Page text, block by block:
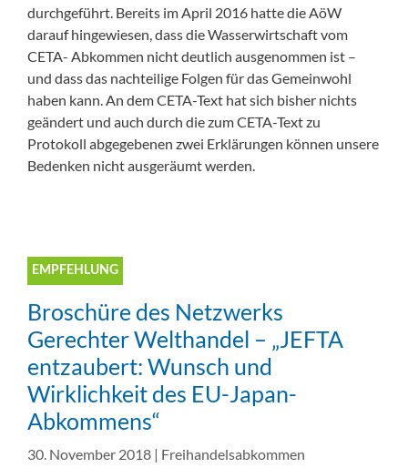
durchgeführt. Bereits im April 2016 hatte die AöW
darauf hingewiesen, dass die Wasserwirtschaft vom
CETA- Abkommen nicht deutlich ausgenommen ist –
und dass das nachteilige Folgen für das Gemeinwohl
haben kann. An dem CETA-Text hat sich bisher nichts
geändert und auch durch die zum CETA-Text zu
Protokoll abgegebenen zwei Erklärungen können unsere
Bedenken nicht ausgeräumt werden.
EMPFEHLUNG
Broschüre des Netzwerks
Gerechter Welthandel – „JEFTA
entzaubert: Wunsch und
Wirklichkeit des EU-Japan-
Abkommens“
30. November 2018 | Freihandelsabkommen